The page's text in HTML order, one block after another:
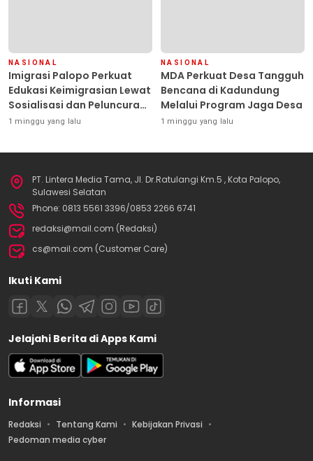
NASIONAL
Imigrasi Palopo Perkuat
Edukasi Keimigrasian Lewat
Sosialisasi dan Peluncuran
Inovasi Chatbot “IT CHIKA”
1 minggu yang lalu
NASIONAL
MDA Perkuat Desa Tangguh
Bencana di Kadundung
Melalui Program Jaga Desa
1 minggu yang lalu
PT. Lintera Media Tama, Jl. Dr.Ratulangi Km.5 , Kota Palopo,
Sulawesi Selatan
Phone: 0813 5561 3396/0853 2266 6741
redaksi@mail.com (Redaksi)
cs@mail.com (Customer Care)
Ikuti Kami
Jelajahi Berita di Apps Kami
Informasi
Redaksi Tentang Kami
Kebijakan Privasi
Pedoman media cyber